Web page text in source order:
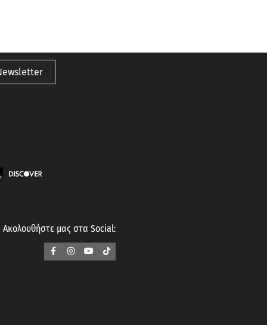
Ακολουθήστε μας στα Social: